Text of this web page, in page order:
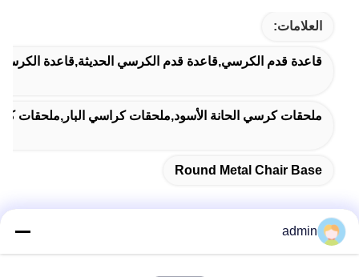
العلامات:
قاعدة قدم الكرسي,قاعدة قدم الكرسي الحديثة,قاعدة الكرسي
ملحقات كرسي الحانة الأسود,ملحقات كراسي البار,ملحقات
Round Metal Chair Base
admin